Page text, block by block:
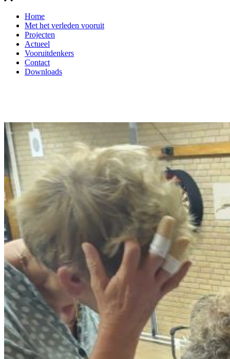
Home
Met het verleden vooruit
Projecten
Actueel
Vooruitdenkers
Contact
Downloads